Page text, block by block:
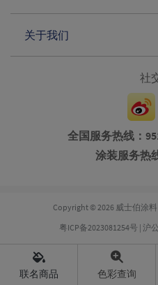
关于我们
社
全国服务热线：
涂装服务热
联名商品 色彩查询
Copyright © 2026 威士伯涂
粤ICP备2023081254号 | 沪